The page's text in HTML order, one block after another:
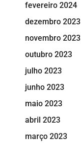
fevereiro 2024
dezembro 2023
novembro 2023
outubro 2023
julho 2023
junho 2023
maio 2023
abril 2023
março 2023